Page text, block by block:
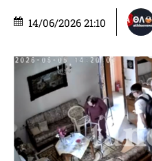
14/06/2026 21:10